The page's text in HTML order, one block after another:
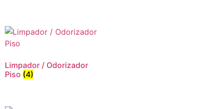
Limpador / Odorizador
Piso (4)